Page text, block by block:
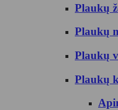
Plaukų
Plaukų
Plaukų
Plaukų